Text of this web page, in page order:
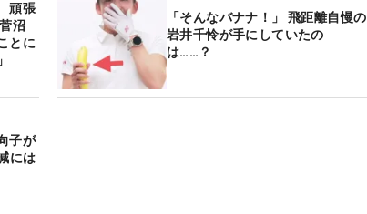
頑張
沼
とに
「そんなバナナ！」 飛距離自慢の
岩井千怜が手にしていたの
は……？
子が
には